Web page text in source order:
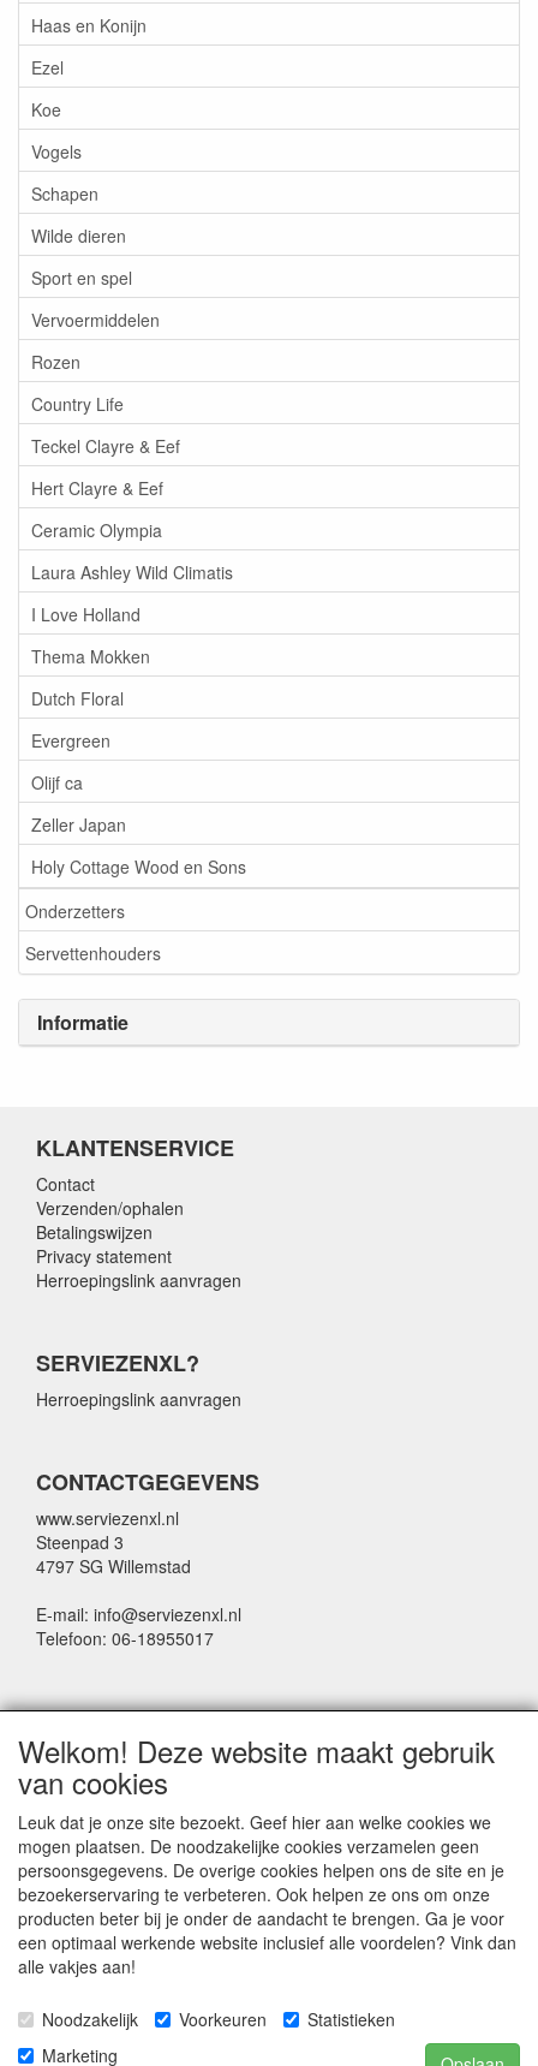
Haas en Konijn
Ezel
Koe
Vogels
Schapen
Wilde dieren
Sport en spel
Vervoermiddelen
Rozen
Country Life
Teckel Clayre & Eef
Hert Clayre & Eef
Ceramic Olympia
Laura Ashley Wild Climatis
I Love Holland
Thema Mokken
Dutch Floral
Evergreen
Olijf ca
Zeller Japan
Holy Cottage Wood en Sons
Onderzetters
Servettenhouders
Informatie
KLANTENSERVICE
Contact
Verzenden/ophalen
Betalingswijzen
Privacy statement
Herroepingslink aanvragen
SERVIEZENXL?
Herroepingslink aanvragen
CONTACTGEGEVENS
www.serviezenxl.nl
Steenpad 3
4797 SG Willemstad
E-mail: info@serviezenxl.nl
Telefoon: 06-18955017
Voornaam
Achternaam
E-mail
Welkom! Deze website maakt gebruik
van cookies
Leuk dat je onze site bezoekt. Geef hier aan welke cookies we
mogen plaatsen. De noodzakelijke cookies verzamelen geen
persoonsgegevens. De overige cookies helpen ons de site en je
bezoekerservaring te verbeteren. Ook helpen ze ons om onze
producten beter bij je onder de aandacht te brengen. Ga je voor
een optimaal werkende website inclusief alle voordelen? Vink dan
alle vakjes aan!
Noodzakelijk Voorkeuren
Statistieken
Marketing